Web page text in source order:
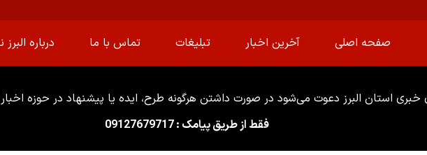
صفحه اصلی آخرین اخبار تبلیغات تماس با ما درباره البرز
استان البرز دعوت می‌شود در صورت داشتن هرگونه طرح، ایده یا پیشنهاد در حوزه
فقط از طریق پیامک : 09127679717